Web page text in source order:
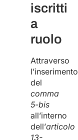
iscritti
a
ruolo
Attraverso
l’inserimento
del
comma
5-bis
all’interno
dell’articolo
13-